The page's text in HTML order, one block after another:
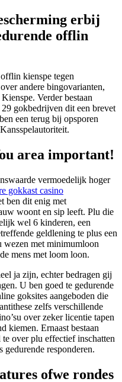
erbij
offlin
kienspe tegen
andere bingovarianten,
Verder bestaan
gokbedrijven dit een brevet
een terug bij opsporen
area important!
vermoedelijk hoger
gokkast casino
ben dit enig met
woont en sip leeft. Plu die
wel 6 kinderen, een
geldlening te plus een
wezen met minimumloon
mens met loom loon.
ja zijn, echter bedragen gij
U ben goed te gedurende
goksites aangeboden die
zelfs verschillende
over zeker licentie tapen
kiemen. Ernaast bestaan
over plu effectief inschatten
gedurende responderen.
ofwe rondes